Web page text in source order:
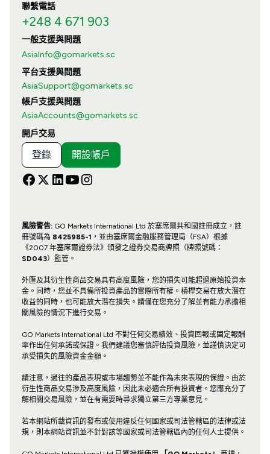
聯繫電話
+248 4 671 903
一般支援與問題
AsiaInfo@gomarkets.sc
平台支援與問題
AsiaSupport@gomarkets.sc
帳戶支援與問題
AsiaAccounts@gomarkets.sc
開戶交易
登錄 開設帳戶
風險警告:GO Markets International Ltd 於塞席爾共和國註冊成立，註
冊號碼為 8425985-1 ，並由塞席爾金融服務管理局（FSA）根據
《2007 年塞席爾證券法》頒發之證券交易商牌照（牌照號碼：
SD043）監管。
外匯及其衍生性商品交易具有高度風險，您的損失可能超過原始投資本
金。同時，您並不具備所投資產品的實際所有權。槓桿交易在放大潛在
收益的同時，也可能放大潛在損失。請僅在您充分了解並有能力承擔相
關風險的情況下進行交易。
GO Markets International Ltd 不對任何交易績效、投資回報或固定報酬
率作出任何承諾或保證。我們建議您審慎評估投資風險，並謹慎決定可
承受損失的風險資金金額。
請注意，過往的產品表現或市場趨勢並不能作為未來表現的保證。由於
衍生性商品交易涉及高度風險，因此未必適合所有投資者。您應充分了
解相關交易風險，並在有需要時尋求獨立第三方專業意見。
若本網站所載資訊的發布或使用違反任何國家或司法管轄區的法律或法
規，則本網站資訊並不針對該等國家或司法管轄區內的任何人士提供。